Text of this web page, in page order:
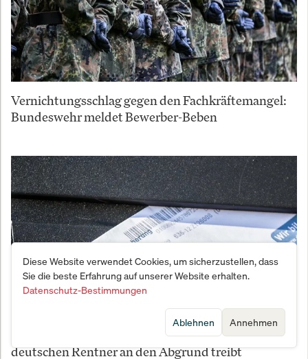
Vernichtungsschlag gegen den Fachkräftemangel:
Bundeswehr meldet Bewerber-Beben
Wie der Geheim-Plan von Merz und Bas die
deutschen Rentner an den Abgrund treibt
Diese Website verwendet Cookies, um sicherzustellen, dass
Sie die beste Erfahrung auf unserer Website erhalten.
Datenschutz-Bestimmungen
Annehmen
Ablehnen